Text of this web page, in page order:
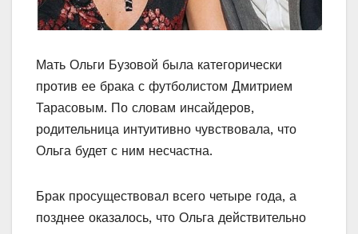
Мать Ольги Бузовой была категорически
против ее брака с футболистом Дмитрием
Тарасовым. По словам инсайдеров,
родительница интуитивно чувствовала, что
Ольга будет с ним несчастна.
Брак просуществовал всего четыре года, а
позднее оказалось, что Ольга действительно